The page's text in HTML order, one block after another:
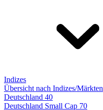
Indizes
Übersicht nach Indizes/Märkten
Deutschland 40
Deutschland Small Cap 70